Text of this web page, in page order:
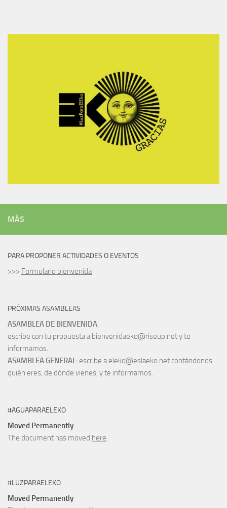
MÁS
PARA PROPONER ACTIVIDADES O EVENTOS
>>> Formulario bienvenida
PRÓXIMAS ASAMBLEAS
ASAMBLEA DE BIENVENIDA:
escribe con tu propuesta a bienvenidaeko@riseup.net y te
informamos.
ASAMBLEA GENERAL: escribe a eleko@eslaeko.net contándonos
quién eres, de dónde vienes, y te informamos.
#AGUAPARAELEKO
Moved Permanently
The document has moved here.
#LUZPARAELEKO
Moved Permanently